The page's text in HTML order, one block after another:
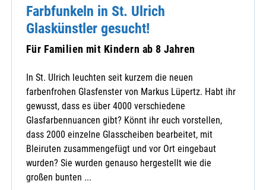
Farbfunkeln in St. Ulrich
Glaskünstler gesucht!
Für Familien mit Kindern ab 8 Jahren
In St. Ulrich leuchten seit kurzem die neuen
farbenfrohen Glasfenster von Markus Lüpertz. Habt ihr
gewusst, dass es über 4000 verschiedene
Glasfarbennuancen gibt? Könnt ihr euch vorstellen,
dass 2000 einzelne Glasscheiben bearbeitet, mit
Bleiruten zusammengefügt und vor Ort eingebaut
wurden? Sie wurden genauso hergestellt wie die
großen bunten ...